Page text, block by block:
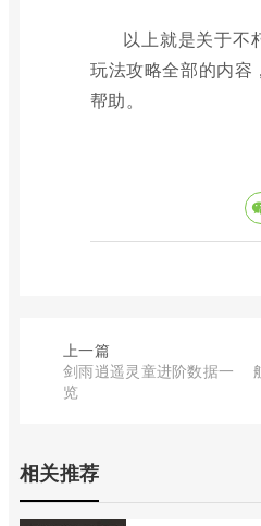
以上就是关于不
玩法攻略全部的内容
帮助。
上一篇
剑雨逍遥灵童进阶数据一
览
相关推荐